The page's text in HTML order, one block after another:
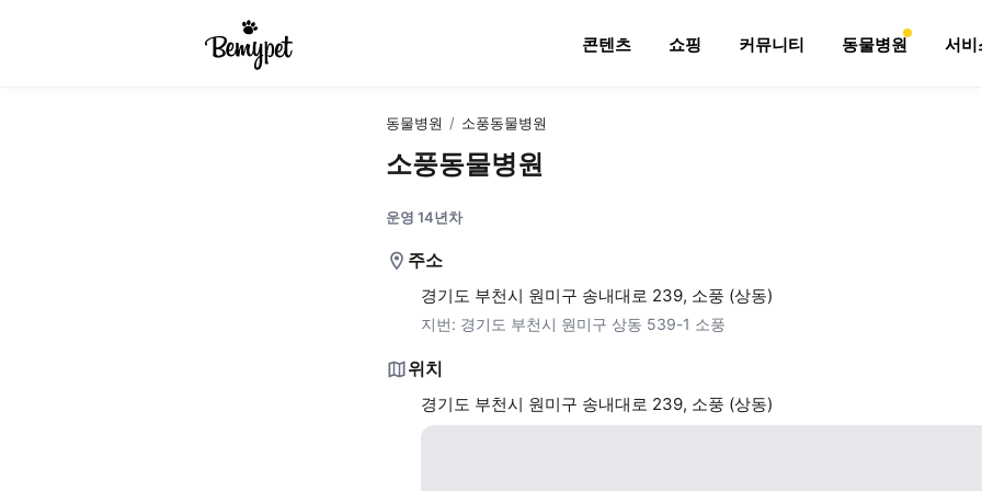
콘텐츠 쇼핑 커뮤니티 동물병원 서비
동물병원 / 소풍동물병원
소풍동물병원
운영 14년차
주소
경기도 부천시 원미구 송내대로 239, 소풍 (상동)
지번: 경기도 부천시 원미구 상동 539-1 소풍
위치
경기도 부천시 원미구 송내대로 239, 소풍 (상동)